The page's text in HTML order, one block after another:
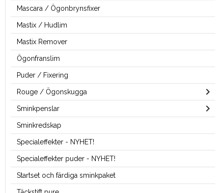
Mascara / Ögonbrynsfixer
Mastix / Hudlim
Mastix Remover
Ögonfranslim
Puder / Fixering
Rouge / Ögonskugga
Sminkpenslar
Sminkredskap
Specialeffekter - NYHET!
Specialeffekter puder - NYHET!
Startset och färdiga sminkpaket